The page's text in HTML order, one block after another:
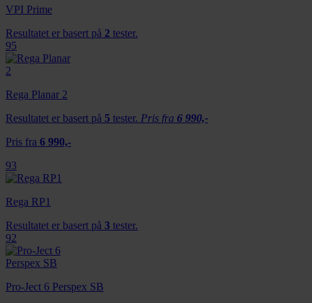
VPI Prime
Resultatet er basert på 2 tester.
95
Rega Planar 2
Resultatet er basert på 5 tester. Pris fra 6 990,-
Pris fra 6 990,-
93
Rega RP1
Resultatet er basert på 3 tester.
92
Pro-Ject 6 Perspex SB